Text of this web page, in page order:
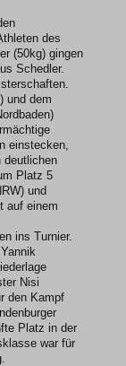
des
(50kg) gingen
Schedler.
und dem
einstecken,
deutlichen
Platz 5
und
auf einem
ins Turnier.
Nisi
den Kampf
Platz in der
war für